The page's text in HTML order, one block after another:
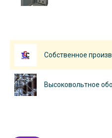
Собственное
Высоковольтное